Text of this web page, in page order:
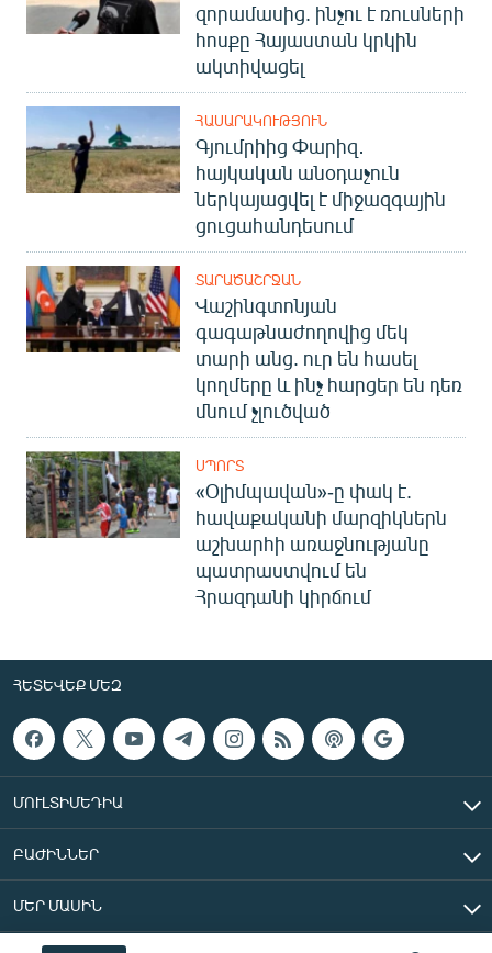
Русский
«Ազատության» բոլոր կայքերը
զորամասից. ինչու է ռուսների
հոսքը Հայաստան կրկին
ակտիվացել
ՀԱՍԱՐԱԿՈՒԹՅՈՒՆ
Գյումրիից Փարիզ․
հայկական անօդաչուն
ներկայացվել է միջազգային
ցուցահանդեսում
ՏԱՐԱԾԱՇՐՋԱՆ
Վաշինգտոնյան
գագաթնաժողովից մեկ
տարի անց. ուր են հասել
կողմերը և ինչ հարցեր են դեռ
մնում չլուծված
ՍՊՈՐՏ
«Օլիմպավան»-ը փակ է.
հավաքականի մարզիկներն
աշխարհի առաջնությանը
պատրաստվում են
Հրազդանի կիրճում
ՀԵՏԵՎԵՔ ՄԵԶ
ՄՈՒԼՏԻՄԵԴԻԱ
ԲԱԺԻՆՆԵՐ
ՄԵՐ ՄԱՍԻՆ